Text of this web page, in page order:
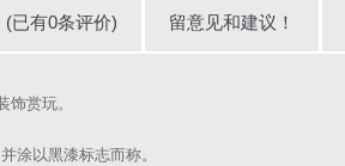
(已有0条评价) 留意见和建议！
赏玩。
涂以黑漆标志而称。